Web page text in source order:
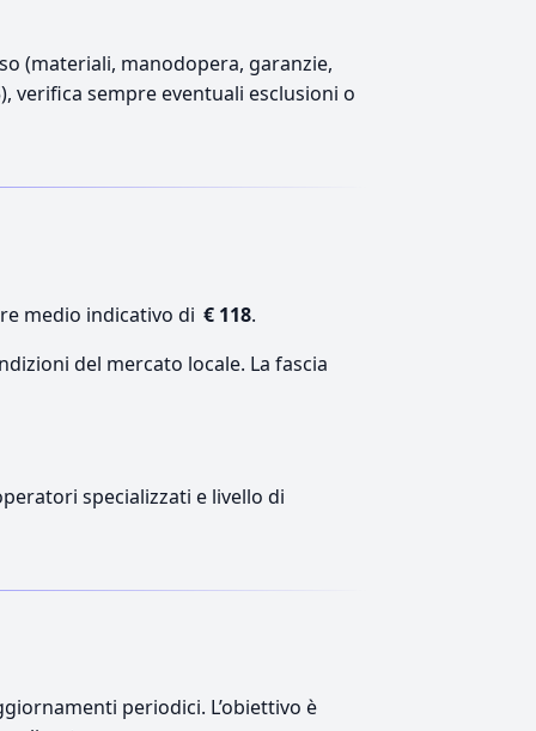
(materiali, manodopera, garanzie,
verifica sempre eventuali esclusioni o
medio indicativo di € 118.
del mercato locale. La fascia
specializzati e livello di
periodici. L’obiettivo è